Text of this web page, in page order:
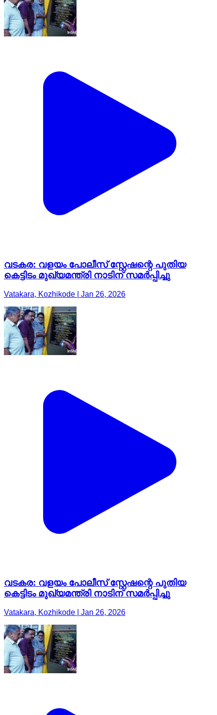
വടകര: വളയം പോലീസ് സ്റ്റേഷന്റെ പുതിയ
കെട്ടിടം മുഖ്യമന്ത്രി നാടിന് സമർപ്പിച്ചു
Vatakara, Kozhikode | Jan 26, 2026
വടകര: വളയം പോലീസ് സ്റ്റേഷന്റെ പുതിയ
കെട്ടിടം മുഖ്യമന്ത്രി നാടിന് സമർപ്പിച്ചു
Vatakara, Kozhikode | Jan 26, 2026